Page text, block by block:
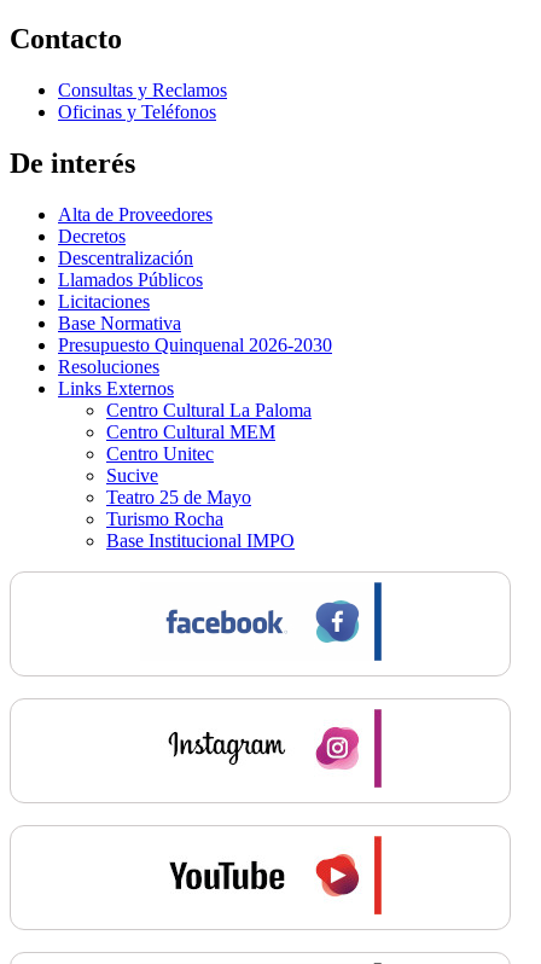
Contacto
Consultas y Reclamos
Oficinas y Teléfonos
De interés
Alta de Proveedores
Decretos
Descentralización
Llamados Públicos
Licitaciones
Base Normativa
Presupuesto Quinquenal 2026-2030
Resoluciones
Links Externos
Centro Cultural La Paloma
Centro Cultural MEM
Centro Unitec
Sucive
Teatro 25 de Mayo
Turismo Rocha
Base Institucional IMPO